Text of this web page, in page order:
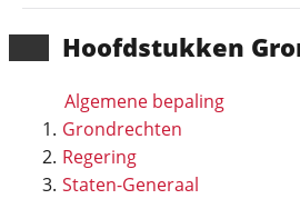
Hoofd­stukken
Algemene bepaling
Grondrechten
Regering
Staten-Generaal